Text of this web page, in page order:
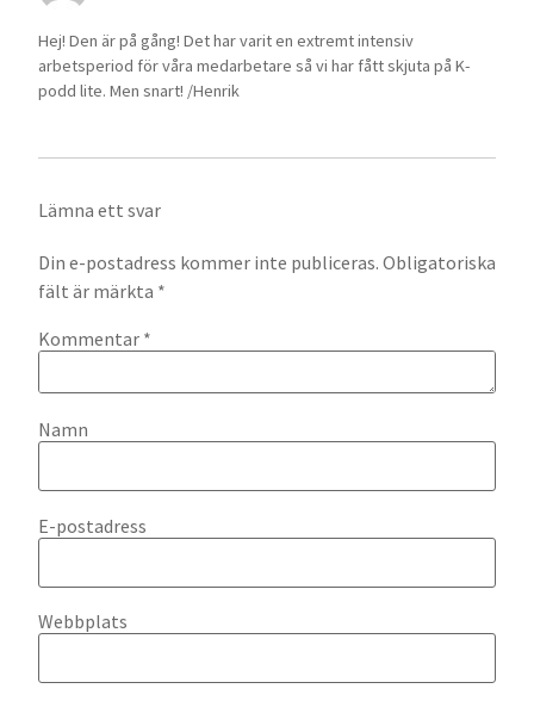
Hej! Den är på gång! Det har varit en extremt intensiv
arbetsperiod för våra medarbetare så vi har fått skjuta på K-
podd lite. Men snart! /Henrik
Lämna ett svar
Din e-postadress kommer inte publiceras. Obligatoriska
fält är märkta *
Kommentar *
Namn
E-postadress
Webbplats